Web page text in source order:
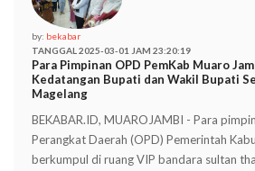
by: bekabar
TANGGAL 2025-03-01 JAM 23:20:19
Para Pimpinan OPD PemKab Muaro
Kedatangan Bupati dan Wakil Bupati
Magelang
BEKABAR.ID, MUAROJAMBI - Para
Perangkat Daerah (OPD) Pemerintah
berkumpul di ruang VIP bandara sultan